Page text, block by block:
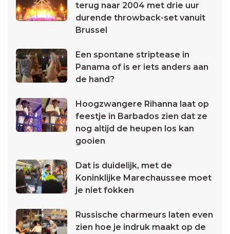
terug naar 2004 met drie uur
durende throwback-set vanuit
Brussel
Een spontane striptease in
Panama of is er iets anders aan
de hand?
Hoogzwangere Rihanna laat op
feestje in Barbados zien dat ze
nog altijd de heupen los kan
gooien
Dat is duidelijk, met de
Koninklijke Marechaussee moet
je niet fokken
Russische charmeurs laten even
zien hoe je indruk maakt op de